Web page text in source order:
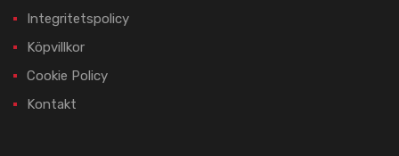
Integritetspolicy
Köpvillkor
Cookie Policy
Kontakt